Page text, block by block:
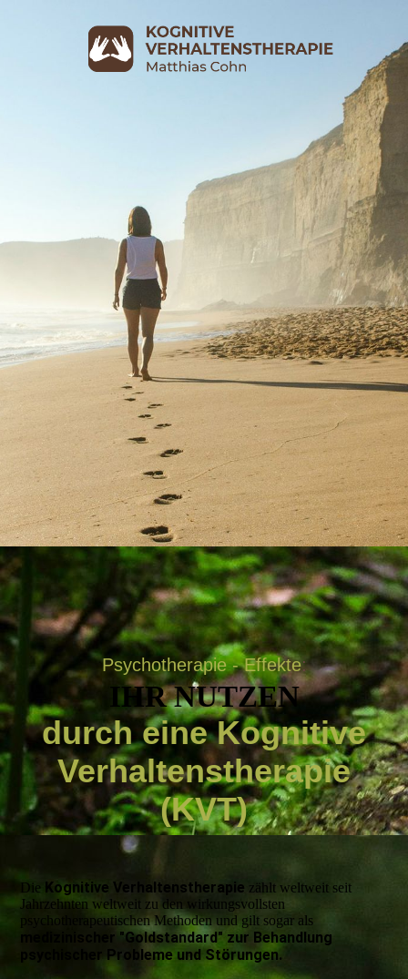
Psychotherapie - Effekte:
IHR NUTZEN
durch eine Kognitive
Verhaltenstherapie
(KVT)
Die Kognitive Verhaltenstherapie zählt weltweit seit
Jahrzehnten weltweit zu den wirkungsvollsten
psychotherapeutischen Methoden und gilt sogar als
medizinischer "Goldstandard" zur Behandlung
psychischer Probleme und Störungen.